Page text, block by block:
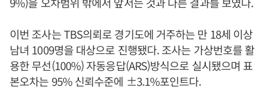
이번 조사는 TBS의뢰로 경기도에 거주하는 만 18세 이상
남녀 1009명을 대상으로 진행됐다. 조사는 가상번호를 활
용한 무선(100%) 자동응답(ARS)방식으로 실시됐으며 표
본오차는 95% 신뢰수준에 ±3.1%포인트다.